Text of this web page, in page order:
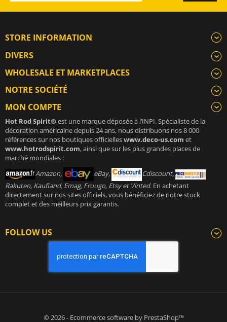
STORE INFORMATION
DIVERS
WHOLESALE ET MARKETPLACES
NOTRE SOCIÉTÉ
MON COMPTE
Hot Rod Spirit®est une marque déposée à l’INPI. Spécialiste de la
décoration américaine depuis 24 ans, nous distribuons nos 8 000
références sur nos boutiques officielleswww.deco-us.com et
www.hotrodspirit.com, ainsi que sur les plus grandes places de
marché mondiales :
Amazon,
eBay,
Cdiscount,
Rakuten, Kaufland, Emag, Fruugo, Etsy et Vinted. En achetant
directement sur nos sites officiels, vous bénéficiez de notre stock
complet et des meilleurs prix garantis.
FOLLOW US
© 2026 - Ecommerce software by PrestaShop™